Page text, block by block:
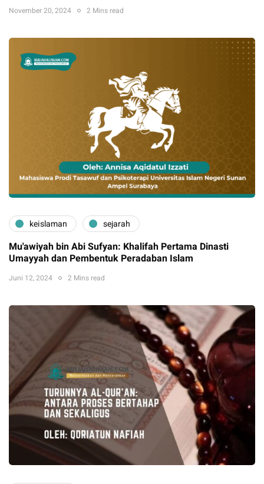
November 20, 2024 2 Mins read
keislaman sejarah
Mu'awiyah bin Abi Sufyan: Khalifah Pertama Dinasti
Umayyah dan Pembentuk Peradaban Islam
Juni 12, 2024 2 Mins read